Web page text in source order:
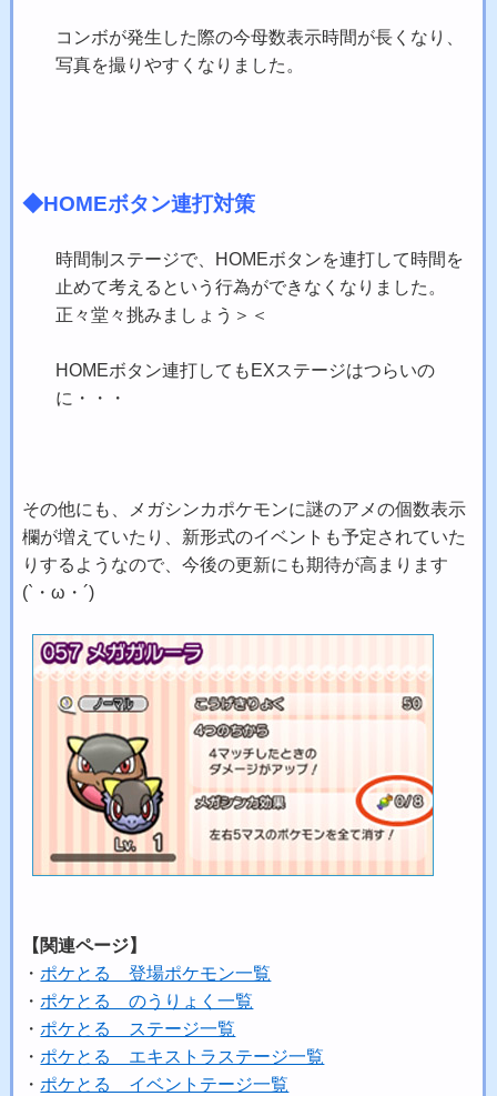
コンボが発生した際の今母数表示時間が長くなり、
写真を撮りやすくなりました。
◆HOMEボタン連打対策
時間制ステージで、HOMEボタンを連打して時間を
止めて考えるという行為ができなくなりました。
正々堂々挑みましょう＞＜
HOMEボタン連打してもEXステージはつらいの
に・・・
その他にも、メガシンカポケモンに謎のアメの個数表示
欄が増えていたり、新形式のイベントも予定されていた
りするようなので、今後の更新にも期待が高まります
(`・ω・´)
【関連ページ】
・ ポケとる 登場ポケモン一覧
・ ポケとる のうりょく一覧
・ ポケとる ステージ一覧
・ ポケとる エキストラステージ一覧
・ ポケとる イベントテージ一覧